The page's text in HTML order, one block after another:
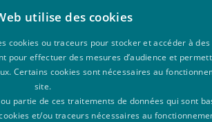
de celle-ci et utiliser le lien qui est présent dans
pour consulter leur horaire basé sur les
utilise des cookies
cookies ou traceurs pour stocker et accéder à des
pour effectuer des mesures d’audience et
Certains cookies sont nécessaires au
site.
partie de ces traitements de données qui sont
et/ou traceurs nécessaires au